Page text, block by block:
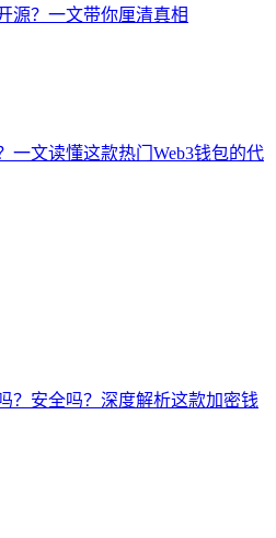
源？一文带你厘清真相
一文读懂这款热门Web3钱包的代
？安全吗？深度解析这款加密钱